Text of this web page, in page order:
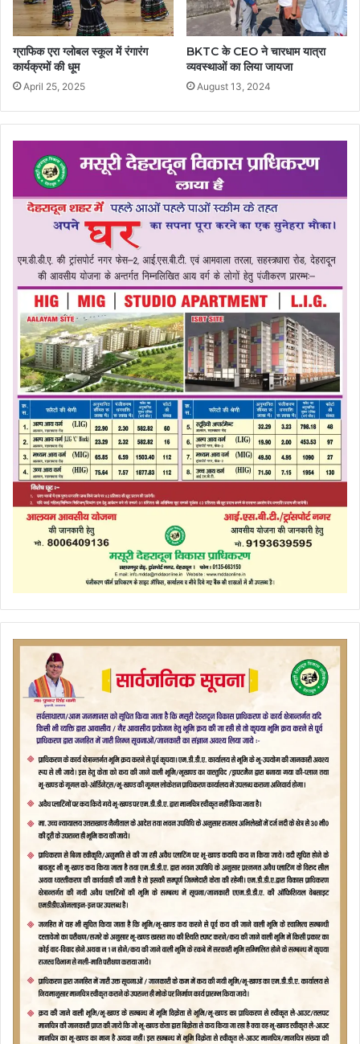
ग्राफिक एरा ग्लोबल स्कूल में रंगारंग
कार्यक्रमों की धूम
April 25, 2025
BKTC के CEO ने चारधाम यात्रा
व्यवस्थाओं का लिया जायजा
August 13, 2024